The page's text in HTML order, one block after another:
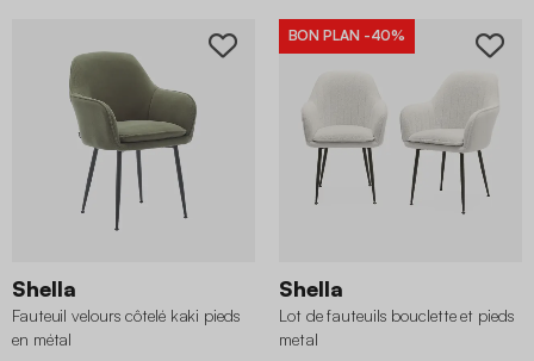
Shella
Fauteuil velours côtelé kaki pieds
en métal
BON PLAN -40%
Shella
Lot de fauteuils bouclette et pieds
metal